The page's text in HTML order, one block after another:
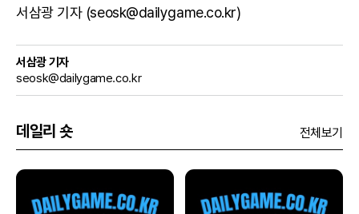
서삼광 기자 (seosk@dailygame.co.kr)
서삼광 기자
seosk@dailygame.co.kr
데일리 숏 전체보기